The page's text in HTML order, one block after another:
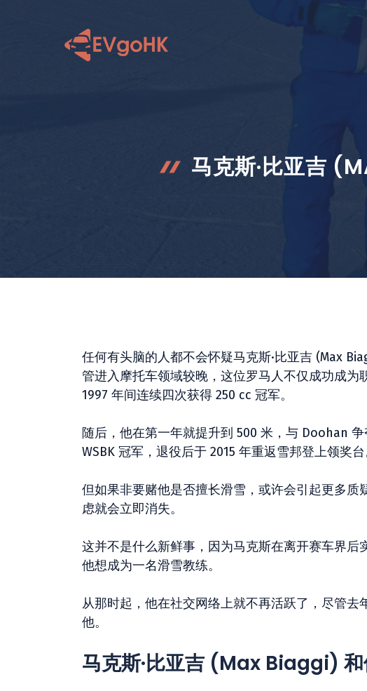
马克斯·比亚吉
任何有头脑的人都不会怀疑马克斯·比亚吉 (Max
管进入摩托车领域较晚，这位罗马人不仅成功成为
1997 年间连续四次获得 250 cc 冠军。
随后，他在第一年就提升到 500 米，与 Doohan
WSBK 冠军，退役后于 2015 年重返雪邦登上领奖台
但如果非要赌他是否擅长滑雪，或许会引起更多
虑就会立即消失。
这并不是什么新鲜事，因为马克斯在离开赛车界
他想成为一名滑雪教练。
从那时起，他在社交网络上就不再活跃了，尽管去
他。
马克斯·比亚吉 (Max Biaggi)